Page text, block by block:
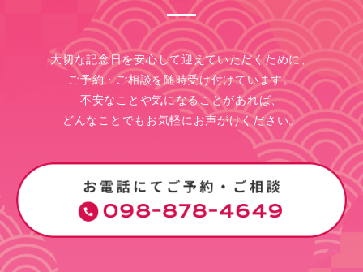
大切な記念日を安心して迎えていただくために、
ご予約・ご相談を随時受け付けています。
不安なことや気になることがあれば、
どんなことでもお気軽にお声がけください。